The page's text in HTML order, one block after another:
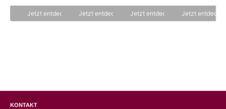
Jetzt entdecken Jetzt entdecken Jetzt entdecken Jetzt
KONTAKT